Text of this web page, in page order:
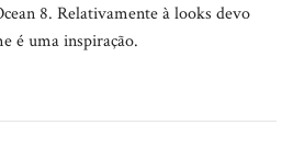
8. Relativamente à looks devo
é uma inspiração.